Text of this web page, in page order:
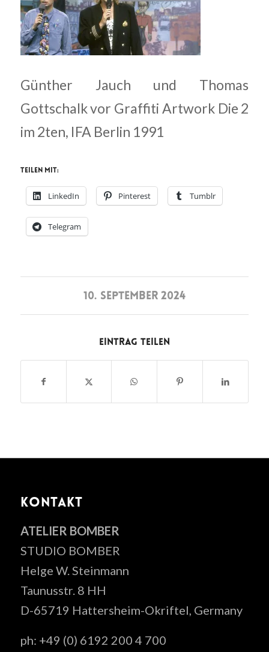
Günther Jauch und Thomas
Gottschalk vor Graffiti Artwork Die 2
im 2ten, IFA Berlin 1991
Teilen mit:
LinkedIn Pinterest Tumblr
Telegram
10. SEPTEMBER 2024
Eintrag teilen
KONTAKT
ATELIER BOMBER
STUDIO BOMBER
Helge W. Steinmann
Taunusstr. 8 HH
D-65719 Hattersheim-Okriftel, Germany
ph: +49 (0) 6192 200 4 700